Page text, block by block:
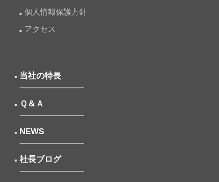
個人情報保護方針
アクセス
当社の特長
Ｑ＆Ａ
NEWS
社長ブログ